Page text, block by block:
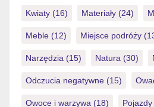
Kwiaty (16) Materiały (24)
Meble (12) Miejsce podróży
Narzędzia (15) Natura (30)
Odczucia negatywne (15)
Owoce i warzywa (18) Pojazdy